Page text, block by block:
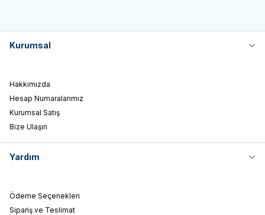
Kurumsal
Hakkımızda
Hesap Numaralarımız
Kurumsal Satış
Bize Ulaşın
Yardım
Ödeme Seçenekleri
Sipariş ve Teslimat